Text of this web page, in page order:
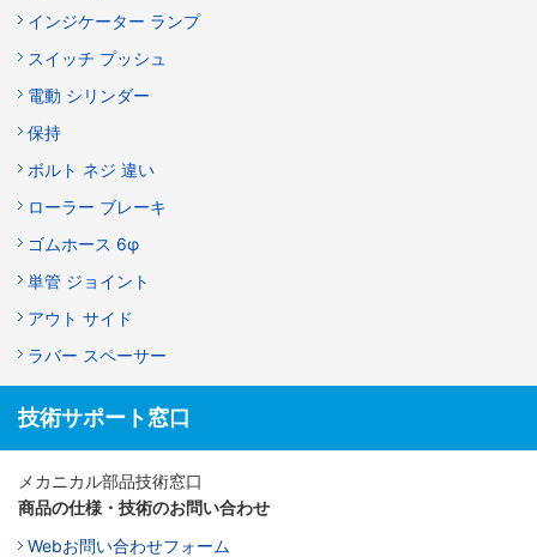
インジケーター ランプ
スイッチ プッシュ
電動 シリンダー
保持
ボルト ネジ 違い
ローラー ブレーキ
ゴムホース 6φ
単管 ジョイント
アウト サイド
ラバー スペーサー
技術サポート窓口
メカニカル部品技術窓口
商品の仕様・技術のお問い合わせ
Webお問い合わせフォーム